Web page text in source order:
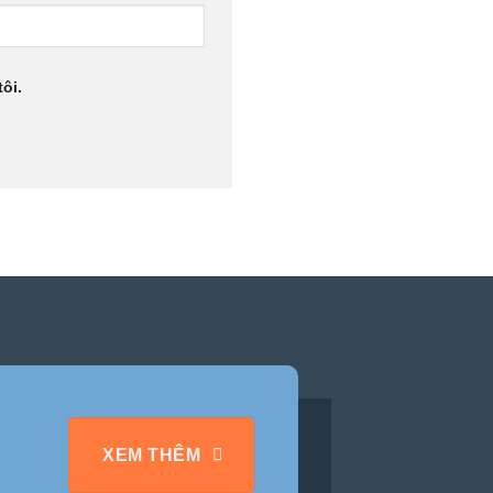
XEM THÊM